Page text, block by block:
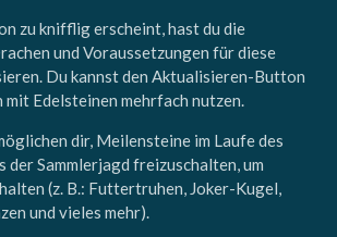
zu knifflig erscheint, hast du die
und Voraussetzungen für diese
Du kannst den Aktualisieren-Button
mit Edelsteinen mehrfach nutzen.
dir, Meilensteine im Laufe des
Sammlerjagd freizuschalten, um
(z. B.: Futtertruhen, Joker-Kugel,
und vieles mehr).